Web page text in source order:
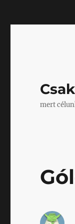
mert